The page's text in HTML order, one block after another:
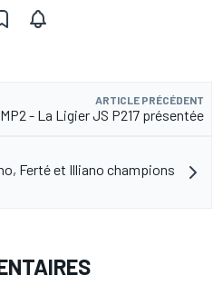
ARTICLE PRÉCÉDENT
- La Ligier JS P217 présentée
Ferté et Illiano champions